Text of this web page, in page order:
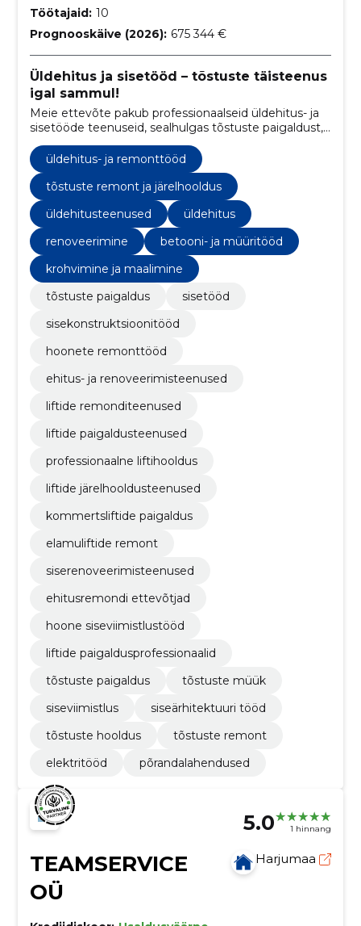
Töötajaid: 10
Prognooskäive (2026): 675 344 €
Üldehitus ja sisetööd – tõstuste täisteenus
igal sammul!
Meie ettevõte pakub professionaalseid üldehitus- ja
sisetööde teenuseid, sealhulgas tõstuste paigaldust,
hooldust ja müüki.
üldehitus- ja remonttööd
tõstuste remont ja järelhooldus
üldehitusteenused
üldehitus
renoveerimine
betooni- ja müüritööd
krohvimine ja maalimine
tõstuste paigaldus
sisetööd
sisekonstruktsioonitööd
hoonete remonttööd
ehitus- ja renoveerimisteenused
liftide remonditeenused
liftide paigaldusteenused
professionaalne liftihooldus
liftide järelhooldusteenused
kommertsliftide paigaldus
elamuliftide remont
siserenoveerimisteenused
ehitusremondi ettevõtjad
hoone siseviimistlustööd
liftide paigaldusprofessionaalid
tõstuste paigaldus
tõstuste müük
siseviimistlus
siseärhitektuuri tööd
tõstuste hooldus
tõstuste remont
elektritööd
põrandalahendused
5.0 1 hinnang
TEAMSERVICE
OÜ
Harjumaa